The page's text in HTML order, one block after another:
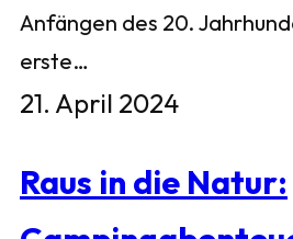
Anfängen des 20.
erste…
21. April 2024
Raus in die Natur: